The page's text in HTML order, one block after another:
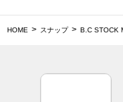
HOME スナップ B.C STOCK